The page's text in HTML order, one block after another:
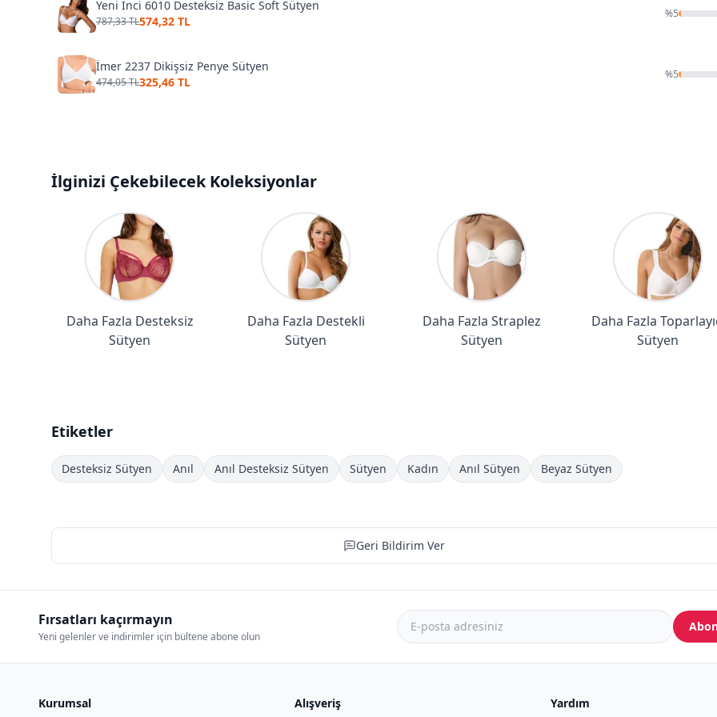
Yeni İnci 6010 Desteksiz Basic Soft Sütyen
787,33 TL574,32 TL
%5
İmer 2237 Dikişsiz Penye Sütyen
474,05 TL325,46 TL
%5
İlginizi Çekebilecek Koleksiyonlar
Daha Fazla Desteksiz
Sütyen
Daha Fazla Destekli
Sütyen
Daha Fazla Straplez
Sütyen
Daha Fazla
Sütyen
Etiketler
Desteksiz Sütyen Anıl Anıl Desteksiz Sütyen Sütyen Kadın Anıl Sütyen Beyaz Sütyen
Geri Bildirim Ver
Fırsatları kaçırmayın
Yeni gelenler ve indirimler için bültene abone olun
Kurumsal Alışveriş Yardım